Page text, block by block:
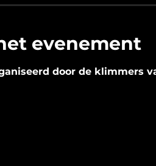
evenement
door de klimmers